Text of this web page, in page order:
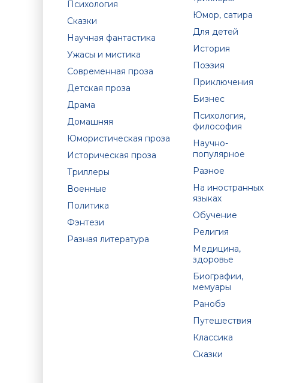
Психология
Сказки
Научная фантастика
Ужасы и мистика
Современная проза
Детская проза
Драма
Домашняя
Юмористическая проза
Историческая проза
Триллеры
Военные
Политика
Фэнтези
Разная литература
Юмор, сатира
Для детей
История
Поэзия
Приключения
Бизнес
Психология,
философия
Научно-
популярное
Разное
На иностранных
языках
Обучение
Религия
Медицина,
здоровье
Биографии,
мемуары
Ранобэ
Путешествия
Классика
Сказки